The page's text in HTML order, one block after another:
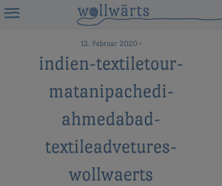
12. Februar 2020•
indien-textiletour-
matanipachedi-
ahmedabad-
textileadvetures-
wollwaerts